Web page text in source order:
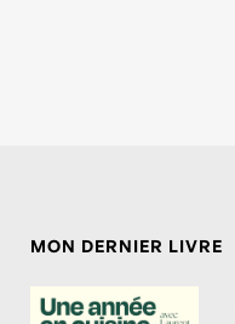
MON DERNIER LIVRE